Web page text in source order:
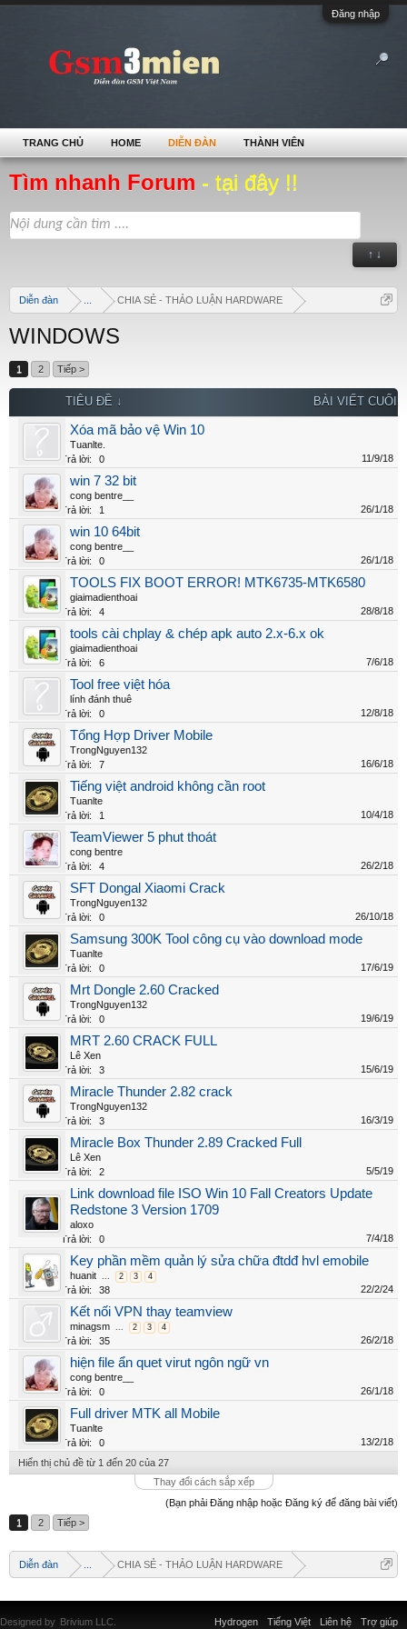
Đăng nhập
Tìm nhanh Forum - tại đây !!
↑ ↓
Diễn đàn CHIA SẺ - THẢO LUẬN HARDWARE
+ Chào mừng bạn đến với diễn đàn thông tin
dịch vụ Việt Nam
chuẩn cứu máy - Và thông tin giải pháp phần
WINDOWS
1 2 Tiếp >
TIÊU ĐỀ ↓ BÀI VIẾT CUỐI
Xóa mã bảo vệ Win 10
Tuanlte.
Trả lời:
0 11/9/18
win 7 32 bit
cong bentre__
Trả lời:
1 26/1/18
win 10 64bit
cong bentre__
Trả lời:
0 26/1/18
TOOLS FIX BOOT ERROR! MTK6735-MTK6580
giaimadienthoai
Trả lời:
4 28/8/18
tools cài chplay & chép apk auto 2.x-6.x ok
giaimadienthoai
Trả lời:
6 7/6/18
Tool free việt hóa
lính đánh thuê
Trả lời:
0 12/8/18
Tổng Hợp Driver Mobile
TrongNguyen132
Trả lời:
7 16/6/18
Tiếng việt android không cần root
Tuanlte
Trả lời:
1 10/4/18
TeamViewer 5 phut thoát
cong bentre
Trả lời:
4 26/2/18
SFT Dongal Xiaomi Crack
TrongNguyen132
Trả lời:
0 26/10/18
Samsung 300K Tool công cụ vào download mode
Tuanlte
Trả lời:
0 17/6/19
Mrt Dongle 2.60 Cracked
TrongNguyen132
Trả lời:
0 19/6/19
MRT 2.60 CRACK FULL
Lê Xen
Trả lời:
3 15/6/19
Miracle Thunder 2.82 crack
TrongNguyen132
Trả lời:
3 16/3/19
Miracle Box Thunder 2.89 Cracked Full
Lê Xen
Trả lời:
2 5/5/19
Link download file ISO Win 10 Fall Creators Update
Redstone 3 Version 1709
aloxo
Trả lời:
0 7/4/18
Key phần mềm quản lý sửa chữa đtdđ hvl emobile
huanit ... 2 3 4
Trả lời: 38 22/2/24
Kết nối VPN thay teamview
minagsm ... 2 3 4
Trả lời: 35 26/2/18
hiện file ẩn quet virut ngôn ngữ vn
cong bentre__
Trả lời:
0 26/1/18
Full driver MTK all Mobile
Tuanlte
Trả lời:
0
13/2/18
Hiển thị chủ đề từ 1 đến 20 của 27
Thay đổi cách sắp xếp
(Bạn phải Đăng nhập hoặc Đăng ký để đăng bài viết)
1
2 Tiếp >
Diễn đàn CHIA SẺ - THẢO LUẬN HARDWARE
TRANG CHỦ HOME DIỄN ĐÀN THÀNH VIÊN
Liên hệ Trợ giúp
Hydrogen Tiếng Việt
Designed by Brivium LLC.